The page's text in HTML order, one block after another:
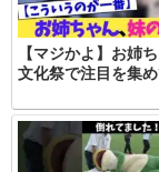
【マジかよ】お姉
文化祭で注目を集